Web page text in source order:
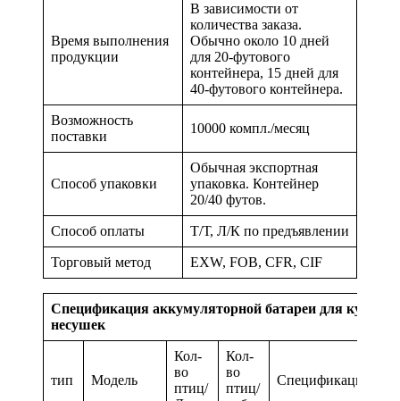
Время выполнения
продукции
В зависимости от
количества заказа.
Обычно около 10 дней
для 20-футового
контейнера, 15 дней для
40-футового контейнера.
Возможность
поставки
10000 компл./месяц
Способ упаковки
Обычная экспортная
упаковка. Контейнер
20/40 футов.
Способ оплаты Т/Т, Л/К по предъявлении
Торговый метод EXW, FOB, CFR, CIF
Спецификация аккумуляторной батареи для кур-
несушек
тип Модель
Кол-
во
птиц/
Кол-
во
птиц/
Спецификация